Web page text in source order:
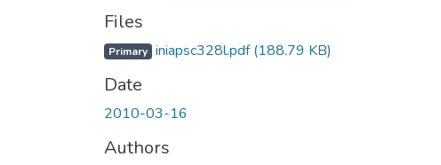
Files
Primary iniapsc328l.pdf(188.79 KB)
Date
2010-03-16
Authors